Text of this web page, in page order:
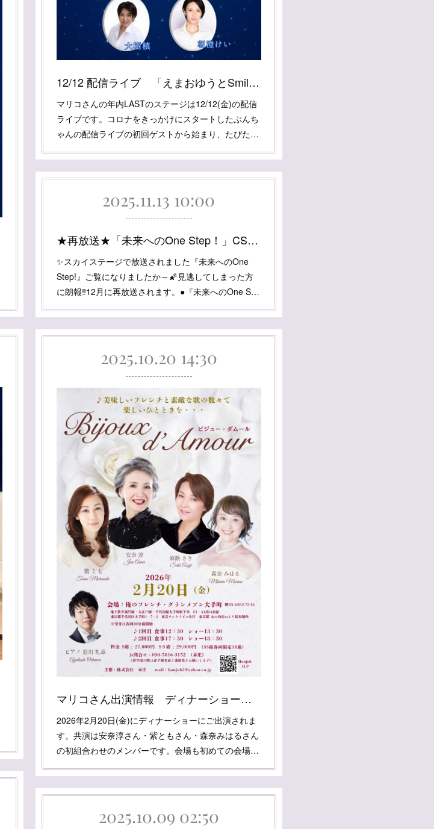
12/12 配信ライブ 「えまおゆうとSmileな仲間たち Vol.30 最終回」
マリコさんの年内LASTのステージは12/12(金)の配信
ライブです。コロナをきっかけにスタートしたぶんち
ゃんの配信ライブの初回ゲストから始まり、たびた…
2025.11.13 10:00
★再放送★「未来へのOne Step！」CS宝塚スカイステージ
✨スカイステージで放送されました『未来へのOne
Step!』ご覧になりましたか～🌠見逃してしまった方
に朗報‼️12月に再放送されます。●『未来へのOne S…
2025.10.20 14:30
マリコさん出演情報 ディナーショー「Bijoux d' Amour ビジュー・ダムール」
2026年2月20日(金)にディナーショーにご出演されま
す。共演は安奈淳さん・紫ともさん・森奈みはるさん
の初組合わせのメンバーです。会場も初めての会場…
2025.10.09 02:50